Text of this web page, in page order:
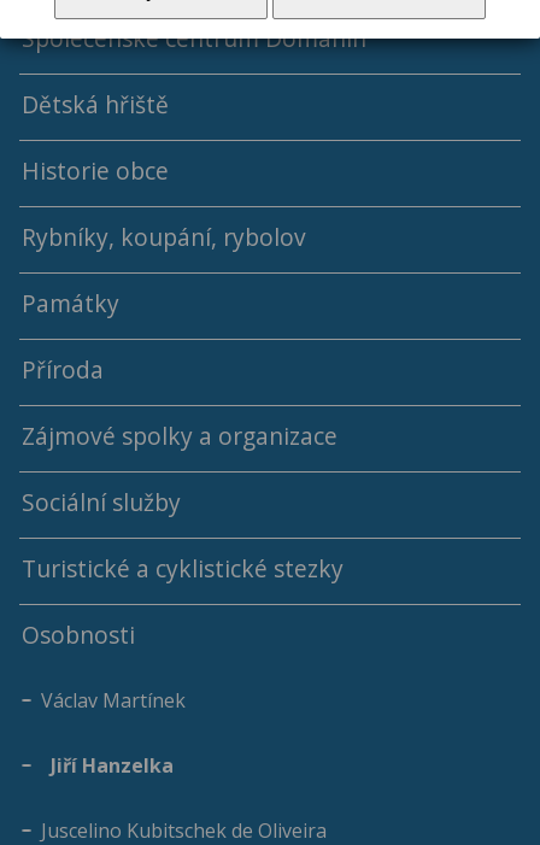
Společenské centrum Domanín
Dětská hřiště
Historie obce
Rybníky, koupání, rybolov
Památky
Návesní kaple sv. Václava
Kostel sv. Jiljí se hřbitovem
Schwarzenberská hrobka s parkem
Venkovská usedlost č. p. 31
Myslivna č. p. 56
Pomník Obětem 1.světové války
Příroda
Zájmové spolky a organizace
Knihovna
Spolek Domanínských maminek
Keramický kroužek
SDH Domanín
MS Pláně
HAFÍK TŘEBOŇ, z.s.
Sociální služby
Turistické a cyklistické stezky
Osobnosti
Václav Martínek
Jiří Hanzelka
Juscelino Kubitschek de Oliveira